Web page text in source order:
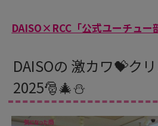
DAISO×RCC「公式ユーチュー
DAISOの 激カワ💝ク
2025🎅🎄⛄